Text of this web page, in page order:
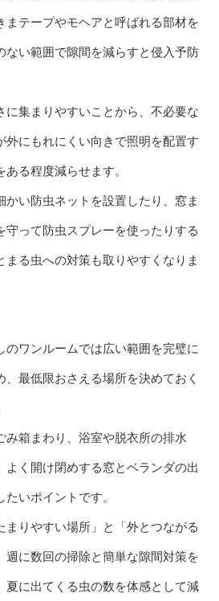
まテープやモヘアと呼ばれる部材を
ない範囲で隙間を減らすと侵入予防
に集まりやすいことから、不必要な
外にもれにくい向きで照明を配置す
る程度減らせます。
かい防虫ネットを設置したり、窓ま
守って防虫スプレーを使ったりする
まる虫への対策も取りやすくなりま
のワンルームでは広い範囲を完璧に
最低限おさえる場所を決めておく
み箱まわり、浴室や脱衣所の排水
よく開け閉めする窓とベランダの出
いポイントです。
まりやすい場所」と「外とつながる
週に数回の掃除と簡単な隙間対策を
夏に出てくる虫の数を体感として減